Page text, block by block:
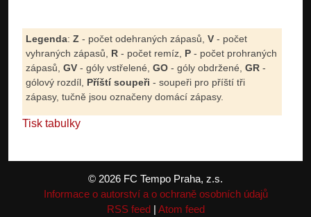
Legenda: Z - počet odehraných zápasů, V - počet
vyhraných zápasů, R - počet remíz, P - počet prohraných
zápasů, GV - góly vstřelené, GO - góly obdržené, GR -
gólový rozdíl, Příští soupeři - soupeři pro příští tři
zápasy, tučně jsou označeny domácí zápasy.
Tisk tabulky
© 2026 FC Tempo Praha, z.s.
Informace o autorství a o ochraně osobních údajů
RSS feed| Atom feed